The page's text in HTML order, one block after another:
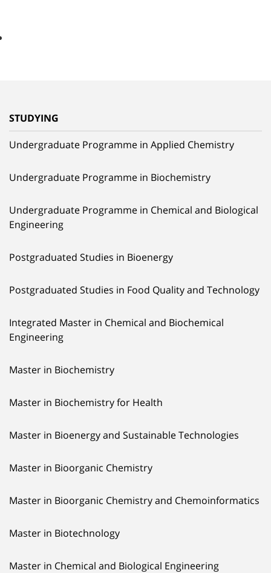
STUDYING
Undergraduate Programme in Applied Chemistry
Undergraduate Programme in Biochemistry
Undergraduate Programme in Chemical and Biological
Engineering
Postgraduated Studies in Bioenergy
Postgraduated Studies in Food Quality and Technology
Integrated Master in Chemical and Biochemical
Engineering
Master in Biochemistry
Master in Biochemistry for Health
Master in Bioenergy and Sustainable Technologies
Master in Bioorganic Chemistry
Master in Bioorganic Chemistry and Chemoinformatics
Master in Biotechnology
Master in Chemical and Biological Engineering